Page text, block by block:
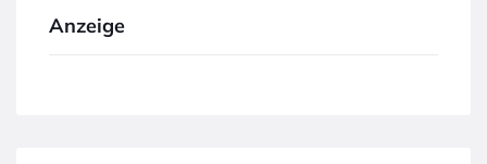
Anzeige